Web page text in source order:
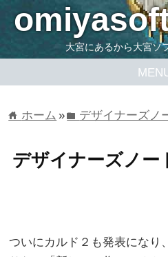
大宮にあるから大宮ソ
home ホーム »folder デザイナーズノ
デザイナーズノー
ついにカルド２も発表になり